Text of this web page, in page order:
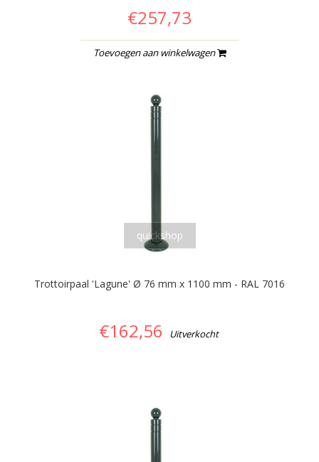
€257,73
Toevoegen aan winkelwagen
quickshop
Trottoirpaal 'Lagune' Ø 76 mm x 1100 mm - RAL 7016
€162,56 Uitverkocht